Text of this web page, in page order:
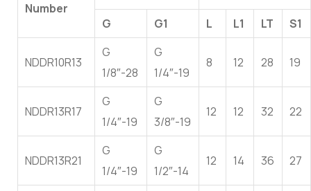
Number
G G1 L L1 LT S1
NDDR10R13
G
1/8″-28
G
1/4″-19
8 12 28 19
NDDR13R17
G
1/4″-19
G
3/8″-19
12 12 32 22
NDDR13R21
G
1/4″-19
G
1/2″-14
12 14 36 27